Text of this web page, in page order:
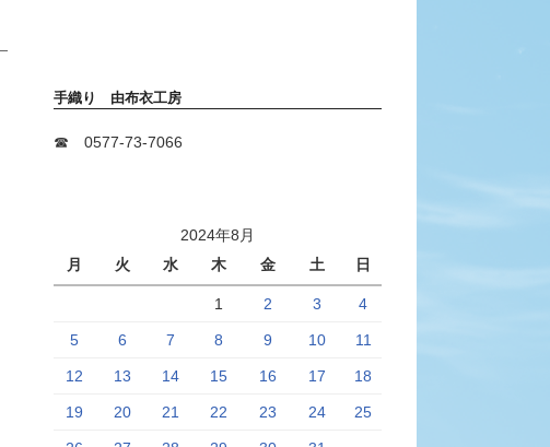
手織り 由布衣工房
☎ 0577-73-7066
2024年8月
月
火 水 木 金 土 日
1 2 3 4
5 6 7 8 9 10 11
12 13 14 15 16 17 18
19 20 21 22 23 24 25